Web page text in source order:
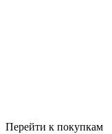
Перейти к покупкам